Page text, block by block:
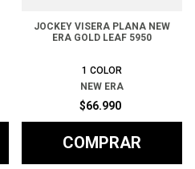
JOCKEY VISERA PLANA NEW
ERA GOLD LEAF 5950
1 COLOR
NEW ERA
$66.990
COMPRAR